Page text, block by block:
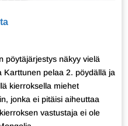
pöytäjärjestys näkyy vielä
Karttunen pelaa 2. pöydällä ja
kierroksella miehet
jonka ei pitäisi aiheuttaa
vastustaja ei ole